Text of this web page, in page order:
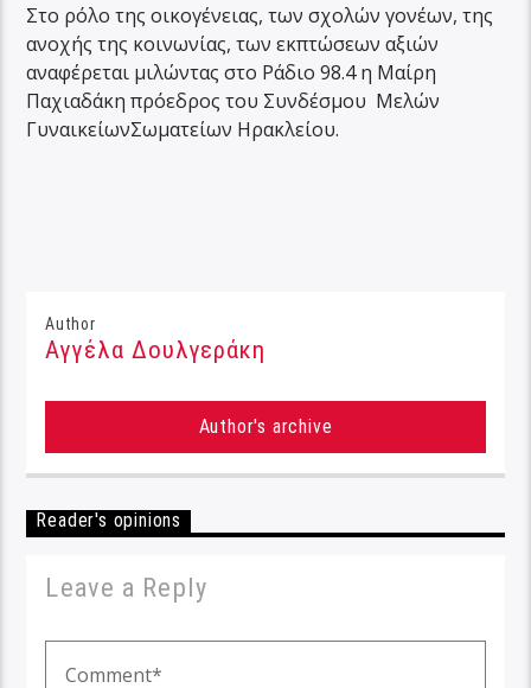
Στο ρόλο της οικογένειας, των σχολών γονέων, της
ανοχής της κοινωνίας, των εκπτώσεων αξιών
αναφέρεται μιλώντας στο Ράδιο 98.4 η Μαίρη
Παχιαδάκη πρόεδρος του Συνδέσμου Μελών
ΓυναικείωνΣωματείων Ηρακλείου.
Author
Αγγέλα Δουλγεράκη
Author's archive
Reader's opinions
Leave a Reply